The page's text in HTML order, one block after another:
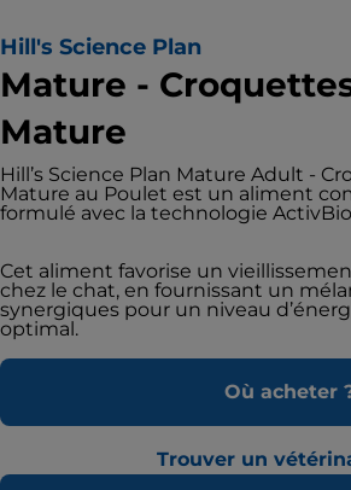
Hill's Science Plan
Mature -
Mature
Hill’s Science Plan Mature Adult -
Mature au Poulet est un aliment
formulé avec la technologie
Cet aliment favorise un
chez le chat, en fournissant un
synergiques pour un niveau
optimal.
Où acheter
Trouver un